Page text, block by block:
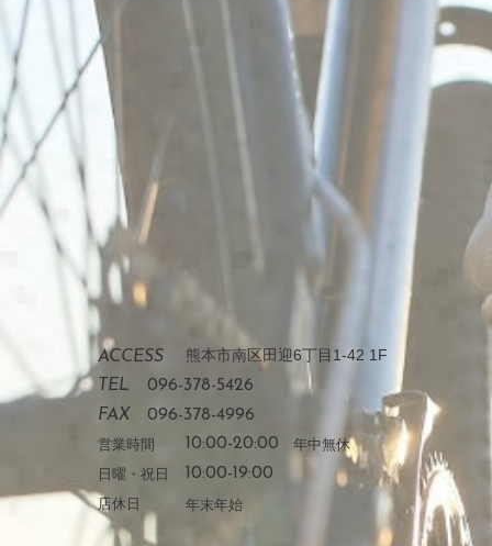
ACCESS 熊本市南区田迎6丁目1-42 1F
TEL
096-378-5426
FAX
096-378-4996
営業時間 10:00-20:00 年中無休
日曜・祝日
10:00-19:00
店休日 年末年始